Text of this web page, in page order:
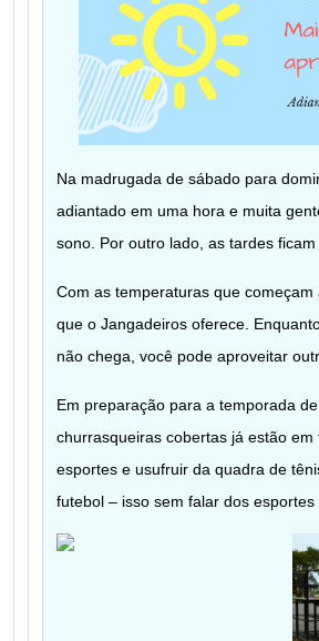
Na madrugada de sábado para
adiantado em uma hora e muita
sono. Por outro lado, as tardes
Com as temperaturas que
que o Jangadeiros oferece.
não chega, você pode aproveitar
Em preparação para a temporada
churrasqueiras cobertas já estão
esportes e usufruir da quadra de
futebol – isso sem falar dos